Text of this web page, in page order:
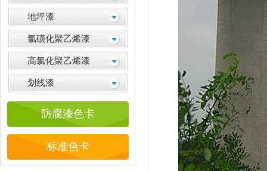
地坪漆
氯磺化聚乙烯漆
高氯化聚乙烯漆
划线漆
防腐漆色卡
标准色卡